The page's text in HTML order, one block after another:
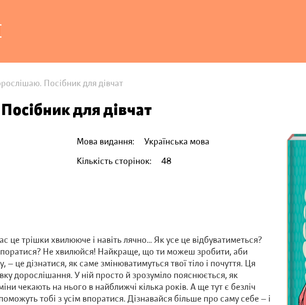
Посібник для дівчат
для дівчат
Мова видання:
Українська мова
Кількість сторінок:
48
це трішки хвилююче і навіть лячно… Як усе це відбуватиметься?
Не хвилюйся! Найкраще, що ти можеш зробити, аби
— це дізнатися, як саме змінюватимуться твої тіло і почуття. Ця
дорослішання. У ній просто й зрозуміло пояснюється, як
чекають на нього в найближчі кілька років. А ще тут є безліч
тобі з усім впоратися. Дізнавайся більше про саму себе — і